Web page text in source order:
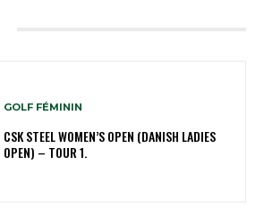
GOLF FÉMININ
CSK STEEL WOMEN’S OPEN (DANISH LADIES
OPEN) – TOUR 1.